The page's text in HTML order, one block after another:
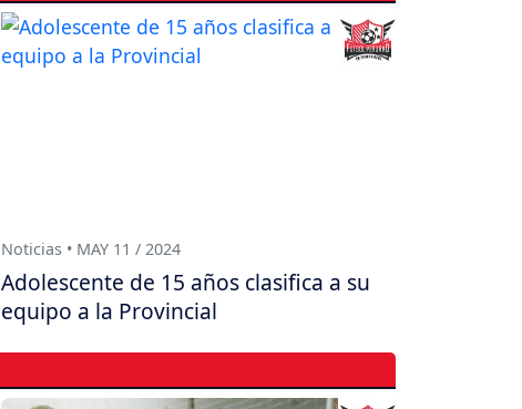
Noticias • MAY 11 / 2024
Adolescente de 15 años clasifica a su
equipo a la Provincial